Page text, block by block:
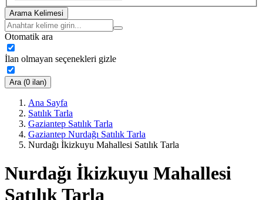
Arama Kelimesi
Otomatik ara
İlan olmayan seçenekleri gizle
Ara (0 ilan)
Ana Sayfa
Satılık Tarla
Gaziantep Satılık Tarla
Gaziantep Nurdağı Satılık Tarla
Nurdağı İkizkuyu Mahallesi Satılık Tarla
Nurdağı İkizkuyu Mahallesi
Satılık Tarla